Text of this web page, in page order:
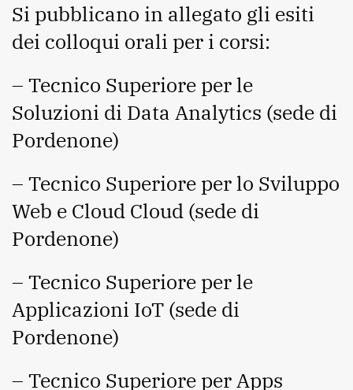
Si pubblicano in allegato gli esiti
dei colloqui orali per i corsi:
– Tecnico Superiore per le
Soluzioni di Data Analytics (sede di
Pordenone)
– Tecnico Superiore per lo Sviluppo
Web e Cloud Cloud (sede di
Pordenone)
– Tecnico Superiore per le
Applicazioni IoT (sede di
Pordenone)
– Tecnico Superiore per Apps